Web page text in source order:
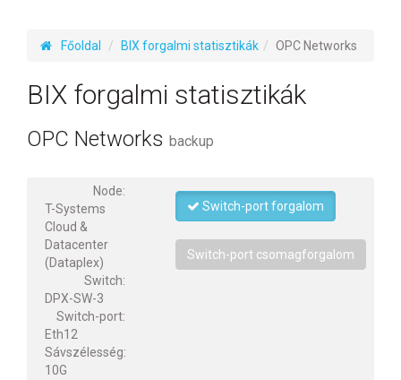
Főoldal BIX forgalmi statisztikák OPC Networks
BIX forgalmi statisztikák
OPC Networks backup
Node:
T-Systems
Cloud &
Datacenter
(Dataplex)
Switch:
DPX-SW-3
Switch-port:
Eth12
Sávszélesség:
10G
Switch-port forgalom
Switch-port csomagforgalom